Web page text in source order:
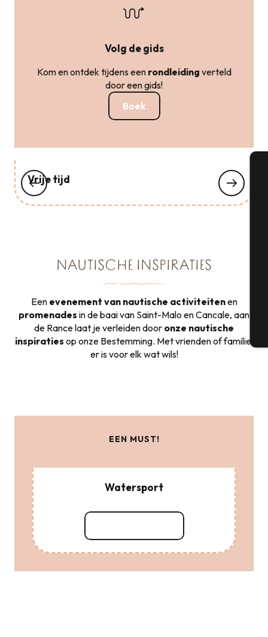
Volg de gids
Kom en ontdek tijdens een rondleiding verteld
door een gids!
Boek
Vrije tijd
NAUTISCHE INSPIRATIES
Een evenement van nautische activiteitenen
promenades in de baai van Saint-Malo en Cancale, aan
de Rance laat je verleiden door onze nautische
inspiraties op onze Bestemming. Met vrienden of familie,
er is voor elk wat wils!
EEN MUST!
Watersport